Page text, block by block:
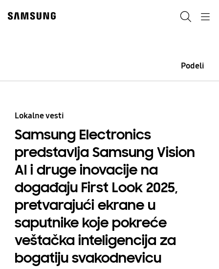
content
Podeli
Lokalne vesti
Samsung Electronics
predstavlja Samsung Vision
AI i druge inovacije na
događaju First Look 2025,
pretvarajući ekrane u
saputnike koje pokreće
veštačka inteligencija za
bogatiju svakodnevicu